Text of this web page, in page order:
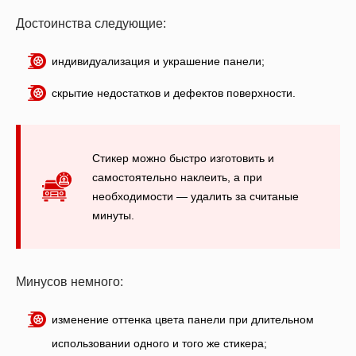
Достоинства следующие:
индивидуализация и украшение панели;
скрытие недостатков и дефектов поверхности.
Стикер можно быстро изготовить и
самостоятельно наклеить, а при
необходимости — удалить за считаные
минуты.
Минусов немного:
изменение оттенка цвета панели при длительном
использовании одного и того же стикера;